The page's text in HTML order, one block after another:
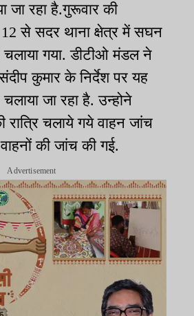
जा रहा है.गुरूवार की
12 से सदर थाना क्षेत्र में सघन
चलाया गया. डीटीओ मंडल ने
कुमार के निर्देश पर यह
जा रहा है. उन्‍होने
रात्रि चलाये गये वाहन जांच
की जांच की गई.
Advertisement